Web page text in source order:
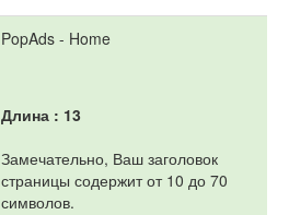
PopAds - Home
Длина : 13
Замечательно, Ваш заголовок
страницы содержит от 10 до 70
символов.